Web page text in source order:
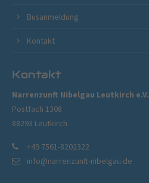
Busanmeldung
Kontakt
Kontakt
Narrenzunft Nibelgau Leutkirch e.V.
Postfach 1308
88293 Leutkirch
+49 7561-8202322
info@narrenzunft-nibelgau.de